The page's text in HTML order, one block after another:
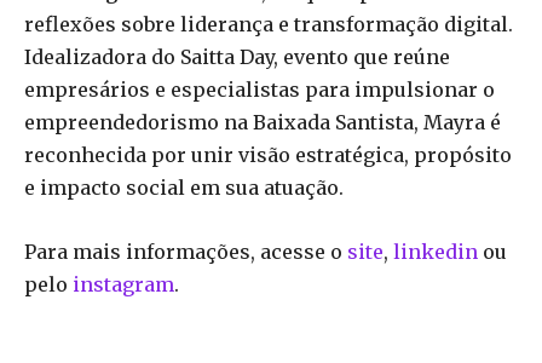
reflexões sobre liderança e transformação digital.
Idealizadora do Saitta Day, evento que reúne
empresários e especialistas para impulsionar o
empreendedorismo na Baixada Santista, Mayra é
reconhecida por unir visão estratégica, propósito
e impacto social em sua atuação.
Para mais informações, acesse o site, linkedin ou
pelo instagram.